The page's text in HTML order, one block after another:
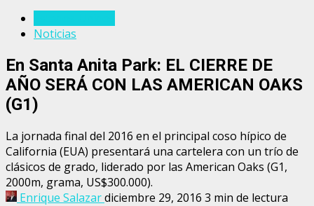
Noticias
En Santa Anita Park: EL CIERRE DE
AÑO SERÁ CON LAS AMERICAN OAKS
(G1)
La jornada final del 2016 en el principal coso hípico de
California (EUA) presentará una cartelera con un trío de
clásicos de grado, liderado por las American Oaks (G1,
2000m, grama, US$300.000).
Enrique Salazardiciembre 29, 2016 3 min de lectura